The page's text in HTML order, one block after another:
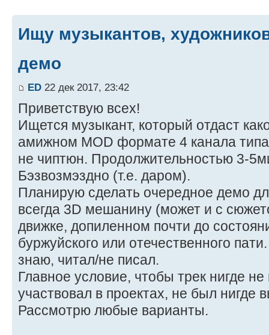
Ищу музыкантов,
демо
ED 22 дек 2017, 23:42
Приветствую всех!
Ищется музыкант, который отдаст
амижном MOD формате 4 канала
не чиптюн. Продолжительностью 3-
Бэзвозмэздно (т.е. даром).
Планирую сделать очередное демо
всегда 3D мешанину (может и с
движке, допиленном почти до
буржуйского или отечественного
знаю, читал/не писал.
Главное условие, чтобы трек нигде
участвовал в проектах, не был нигде
Рассмотрю любые варианты.